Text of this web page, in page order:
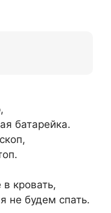
батарейка.
кровать,
не будем спать.